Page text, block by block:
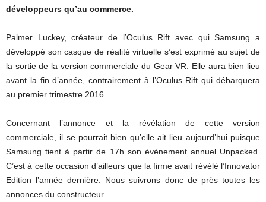
développeurs qu’au commerce.
Palmer Luckey, créateur de l’Oculus Rift avec qui Samsung a
développé son casque de réalité virtuelle s’est exprimé au sujet de
la sortie de la version commerciale du Gear VR. Elle aura bien lieu
avant la fin d’année, contrairement à l’Oculus Rift qui débarquera
au premier trimestre 2016.
Concernant l’annonce et la révélation de cette version
commerciale, il se pourrait bien qu’elle ait lieu aujourd’hui puisque
Samsung tient à partir de 17h son événement annuel Unpacked.
C’est à cette occasion d’ailleurs que la firme avait révélé l’Innovator
Edition l’année dernière. Nous suivrons donc de près toutes les
annonces du constructeur.